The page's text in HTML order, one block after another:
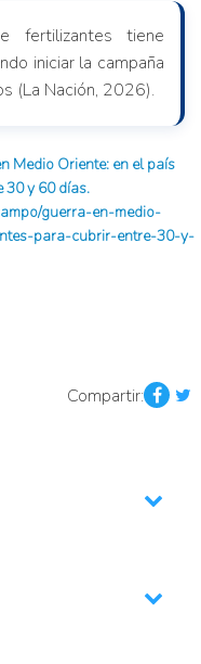
fertilizantes tiene
iniciar la campaña
(La Nación, 2026).
Medio Oriente: en el país
30 y 60 días.
guerra-en-medio-
para-cubrir-entre-30-y-
Compartir: